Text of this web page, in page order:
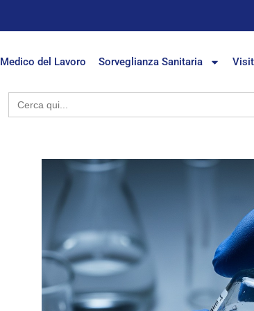
Medico del Lavoro Sorveglianza Sanitaria
Search
for: